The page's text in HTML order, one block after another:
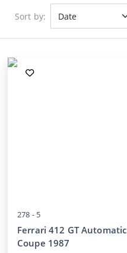
Sort by:
278 - 5
Ferrari 412 GT Automatic
Coupe 1987